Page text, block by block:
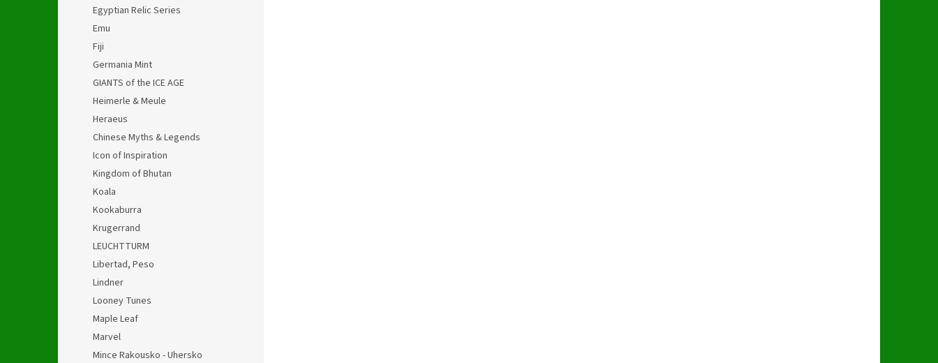
Egyptian Relic Series
Emu
Fiji
Germania Mint
GIANTS of the ICE AGE
Heimerle & Meule
Heraeus
Chinese Myths & Legends
Icon of Inspiration
Kingdom of Bhutan
Koala
Kookaburra
Krugerrand
LEUCHTTURM
Libertad, Peso
Lindner
Looney Tunes
Maple Leaf
Marvel
Mince Rakousko - Uhersko